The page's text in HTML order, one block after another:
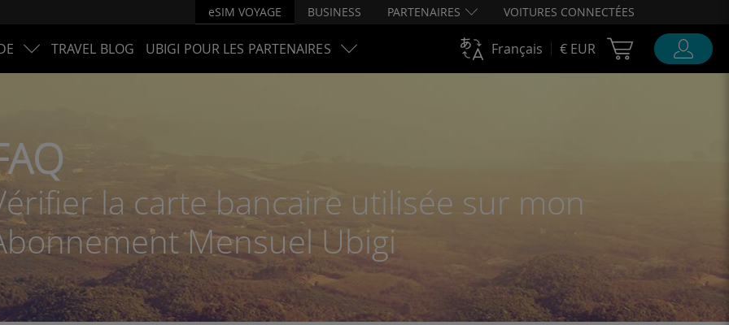
eSIM VOYAGE BUSINESS PARTENAIRES VOITURES CONNECTÉES
TRAVEL BLOG UBIGI POUR LES PARTENAIRES Français € EUR Cart Ubigi
la carte bancaire utilisée sur mon
Mensuel Ubigi